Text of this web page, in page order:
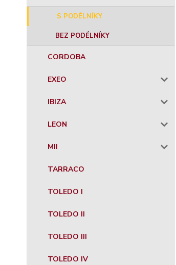
S PODÉLNÍKY
BEZ PODÉLNÍKY
CORDOBA
EXEO
IBIZA
LEON
MII
TARRACO
TOLEDO I
TOLEDO II
TOLEDO III
TOLEDO IV